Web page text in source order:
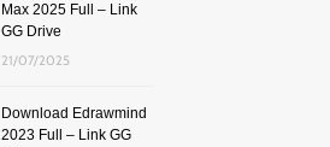
Max 2025 Full – Link
GG Drive
21/07/2025
Download Edrawmind
2023 Full – Link GG